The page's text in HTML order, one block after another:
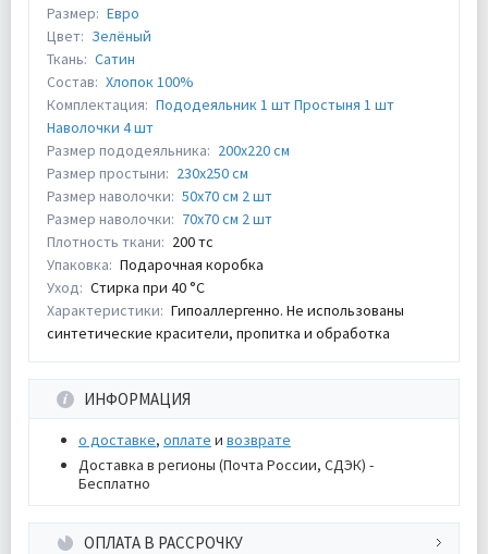
Размер: Евро
Цвет: Зелёный
Ткань: Сатин
Состав: Хлопок 100%
Комплектация: Пододеяльник 1 шт Простыня 1 шт
Наволочки 4 шт
Размер пододеяльника: 200х220 см
Размер простыни: 230х250 см
Размер наволочки: 50х70 см 2 шт
Размер наволочки: 70х70 см 2 шт
Плотность ткани: 200 тс
Упаковка: Подарочная коробка
Уход: Стирка при 40 °С
Характеристики: Гипоаллергенно. Не использованы
синтетические красители, пропитка и обработка
ИНФОРМАЦИЯ
о доставке, оплате и возврате
Доставка в регионы (Почта России, СДЭК) -
Бесплатно
ОПЛАТА В РАССРОЧКУ